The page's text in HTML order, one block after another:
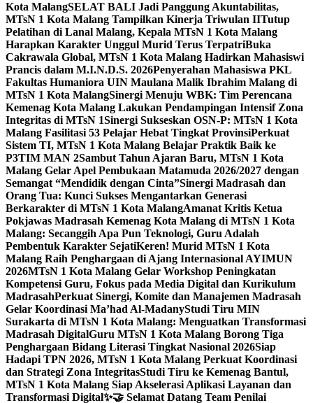
Kota MalangSELAT BALI Jadi Panggung Akuntabilitas,
MTsN 1 Kota Malang Tampilkan Kinerja Triwulan IITutup
Pelatihan di Lanal Malang, Kepala MTsN 1 Kota Malang
Harapkan Karakter Unggul Murid Terus TerpatriBuka
Cakrawala Global, MTsN 1 Kota Malang Hadirkan Mahasiswi
Prancis dalam M.I.N.D.S. 2026Penyerahan Mahasiswa PKL
Fakultas Humaniora UIN Maulana Malik Ibrahim Malang di
MTsN 1 Kota MalangSinergi Menuju WBK: Tim Perencana
Kemenag Kota Malang Lakukan Pendampingan Intensif Zona
Integritas di MTsN 1Sinergi Sukseskan OSN-P: MTsN 1 Kota
Malang Fasilitasi 53 Pelajar Hebat Tingkat ProvinsiPerkuat
Sistem TI, MTsN 1 Kota Malang Belajar Praktik Baik ke
P3TIM MAN 2Sambut Tahun Ajaran Baru, MTsN 1 Kota
Malang Gelar Apel Pembukaan Matamuda 2026/2027 dengan
Semangat “Mendidik dengan Cinta”Sinergi Madrasah dan
Orang Tua: Kunci Sukses Mengantarkan Generasi
Berkarakter di MTsN 1 Kota MalangAmanat Kritis Ketua
Pokjawas Madrasah Kemenag Kota Malang di MTsN 1 Kota
Malang: Secanggih Apa Pun Teknologi, Guru Adalah
Pembentuk Karakter SejatiKeren! Murid MTsN 1 Kota
Malang Raih Penghargaan di Ajang Internasional AYIMUN
2026MTsN 1 Kota Malang Gelar Workshop Peningkatan
Kompetensi Guru, Fokus pada Media Digital dan Kurikulum
MadrasahPerkuat Sinergi, Komite dan Manajemen Madrasah
Gelar Koordinasi Ma’had Al-MadanyStudi Tiru MIN
Surakarta di MTsN 1 Kota Malang: Menguatkan Transformasi
Madrasah DigitalGuru MTsN 1 Kota Malang Borong Tiga
Penghargaan Bidang Literasi Tingkat Nasional 2026Siap
Hadapi TPN 2026, MTsN 1 Kota Malang Perkuat Koordinasi
dan Strategi Zona IntegritasStudi Tiru ke Kemenag Bantul,
MTsN 1 Kota Malang Siap Akselerasi Aplikasi Layanan dan
Transformasi Digital✨🤝 Selamat Datang Team Penilai